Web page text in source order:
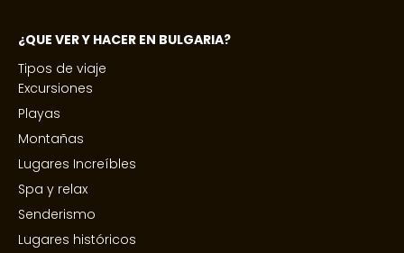
¿QUE VER Y HACER EN BULGARIA?
Tipos de viaje
Excursiones
Playas
Montañas
Lugares Increíbles
Spa y relax
Senderismo
Lugares históricos